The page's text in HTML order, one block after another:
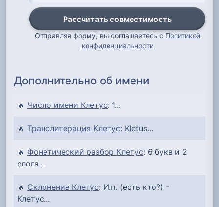
Рассчитать совместимость
Отправляя форму, вы соглашаетесь с Политикой
конфиденциальности
Дополнительно об имени
🔥 Число имени Клетус: 1...
🔥 Транслитерация Клетус: Kletus...
🔥 Фонетический разбор Клетус: 6 букв и 2
слога...
🔥 Склонение Клетус: И.п. (есть кто?) -
Клетус...